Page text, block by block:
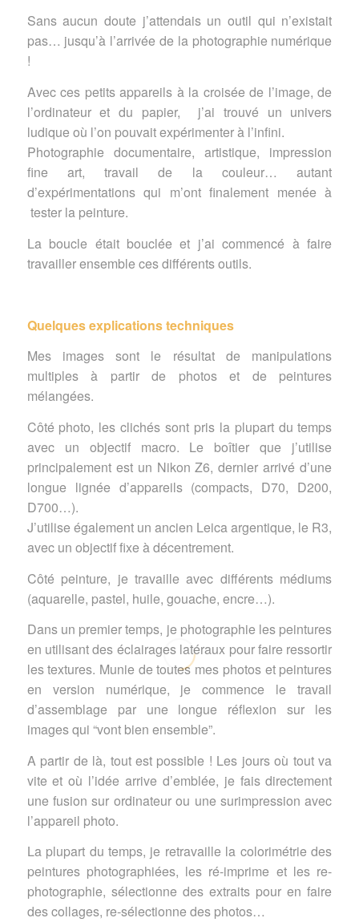
Sans aucun doute j’attendais un outil qui n’existait
pas… jusqu’à l’arrivée de la photographie numérique
!
Avec ces petits appareils à la croisée de l’image, de
l’ordinateur et du papier, j’ai trouvé un univers
ludique où l’on pouvait expérimenter à l’infini.
Photographie documentaire, artistique, impression
fine art, travail de la couleur… autant
d’expérimentations qui m’ont finalement menée à
tester la peinture.
La boucle était bouclée et j’ai commencé à faire
travailler ensemble ces différents outils.
Quelques explications techniques
Mes images sont le résultat de manipulations
multiples à partir de photos et de peintures
mélangées.
Côté photo, les clichés sont pris la plupart du temps
avec un objectif macro. Le boîtier que j’utilise
principalement est un Nikon Z6, dernier arrivé d’une
longue lignée d’appareils (compacts, D70, D200,
D700…).
J’utilise également un ancien Leica argentique, le R3,
avec un objectif fixe à décentrement.
Côté peinture, je travaille avec différents médiums
(aquarelle, pastel, huile, gouache, encre…).
Dans un premier temps, je photographie les peintures
en utilisant des éclairages latéraux pour faire ressortir
les textures. Munie de toutes mes photos et peintures
en version numérique, je commence le travail
d’assemblage par une longue réflexion sur les
images qui “vont bien ensemble”.
A partir de là, tout est possible ! Les jours où tout va
vite et où l’idée arrive d’emblée, je fais directement
une fusion sur ordinateur ou une surimpression avec
l’appareil photo.
La plupart du temps, je retravaille la colorimétrie des
peintures photographiées, les ré-imprime et les re-
photographie, sélectionne des extraits pour en faire
des collages, re-sélectionne des photos…